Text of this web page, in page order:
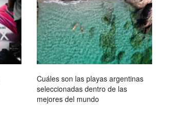
Cuáles son las playas argentinas
seleccionadas dentro de las
mejores del mundo